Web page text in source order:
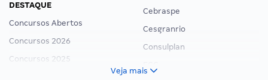
DESTAQUE
Concursos Abertos
Concursos 2026
Concursos 2025
Cebraspe
Cesgranrio
Consulplan
Veja mais